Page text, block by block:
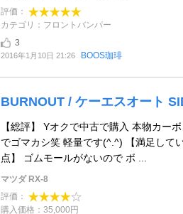
評価：
カテゴリ：フロントバンパー
3
2016年1月10日 21:26 BOOS珈琲
BURNOUT / ケーエスオート
【総評】 Yオクで中古で購入 本物カー
でゴマカシ笑 軽量です(^.^) 【満足して
点】 ゴムモールがないので ボ ...
マツダ RX-8
評価：
購入価格：35,000円